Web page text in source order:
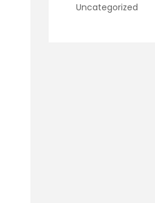
Uncategorized